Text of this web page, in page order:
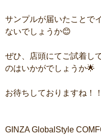
サンプルが届いたことで
ないでしょうか😊
ぜひ、店頭にてご試着し
のはいかがでしょうか🌟
お待ちしておりますね！！
GINZA GlobalStyle